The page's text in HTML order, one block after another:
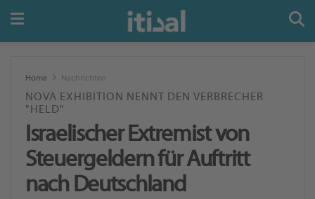
Home Nachrichten
NOVA EXHIBITION NENNT DEN VERBRECHER
"HELD"
Israelischer Extremist von
Steuergeldern für Auftritt
nach Deutschland